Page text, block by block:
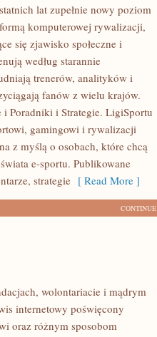
lat zupełnie nowy poziom
komputerowej rywalizacji,
się zjawisko społeczne i
według starannie
trenerów, analityków i
fanów z wielu krajów.
Poradniki i Strategie. LigiSportu
gamingowi i rywalizacji
z myślą o osobach, które chcą
e-sportu. Publikowane
strategie [ Read More ]
CONTINUE
wolontariacie i mądrym
internetowy poświęcony
oraz różnym sposobom